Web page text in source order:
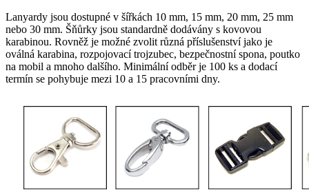
Lanyardy jsou dostupné v šířkách 10 mm, 15 mm, 20 mm, 25 mm
nebo 30 mm. Šňůrky jsou standardně dodávány s kovovou
karabinou. Rovněž je možné zvolit různá příslušenství jako je
oválná karabina, rozpojovací trojzubec, bezpečnostní spona, poutko
na mobil a mnoho dalšího. Minimální odběr je 100 ks a dodací
termín se pohybuje mezi 10 a 15 pracovními dny.